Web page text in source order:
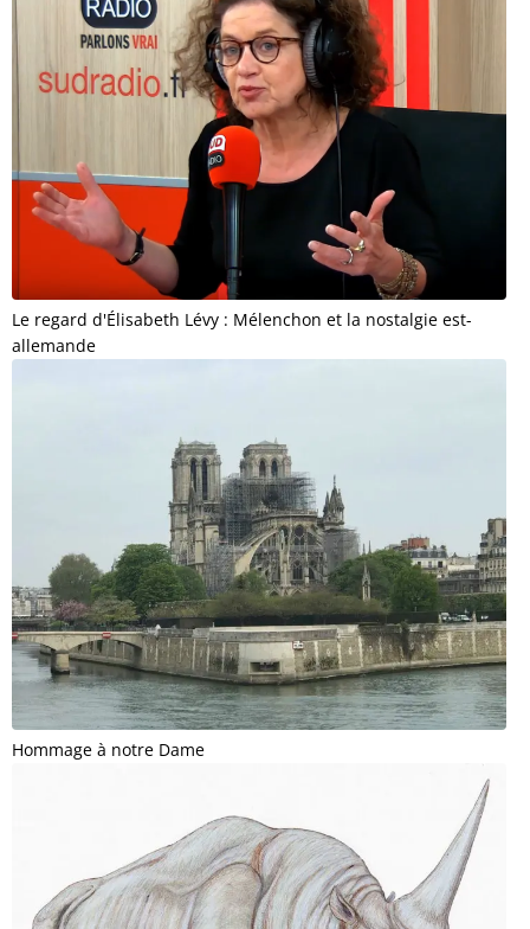
Le regard d'Élisabeth Lévy : Mélenchon et la nostalgie est-
allemande
Hommage à notre Dame